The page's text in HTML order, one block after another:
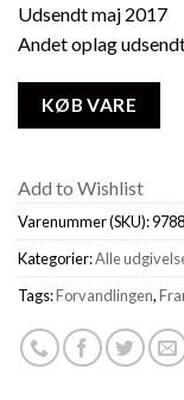
Udsendt maj 2017
Andet oplag
KØB VARE
Add to Wishlist
Varenummer (SKU):
Kategorier:Alle
Tags:Forvandlingen,